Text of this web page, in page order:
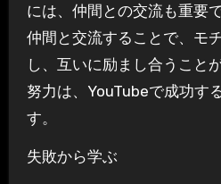
には、仲間との交流も重要
仲間と交流することで、モ
し、互いに励まし合うこと
努力は、YouTubeで成功す
す。
失敗から学ぶ